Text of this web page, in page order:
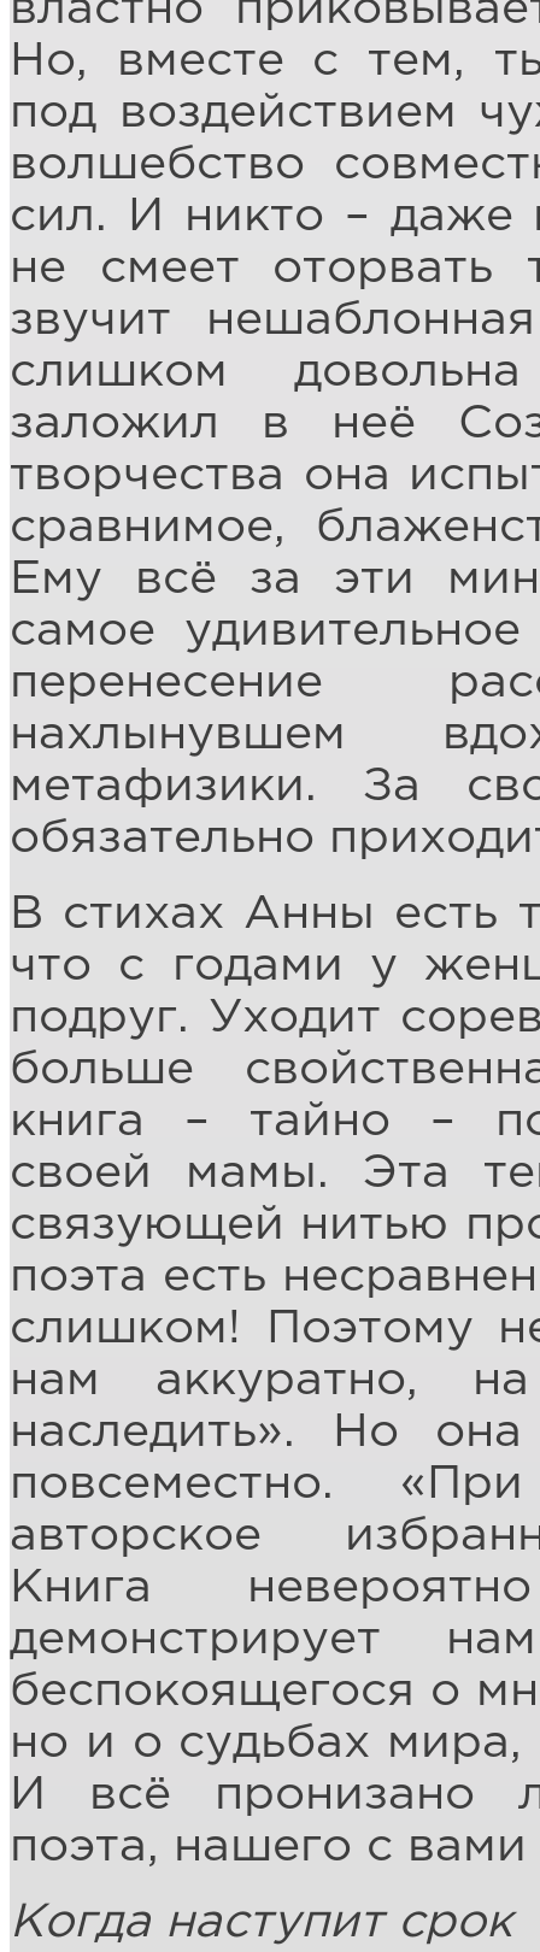
властно
Но, вместе с тем,
под воздействием
волшебство
сил. И никто –
не смеет оторвать
звучит
слишком
заложил в неё
творчества она
сравнимое,
Ему всё за эти
самое
перенесение
нахлынувшем
метафизики. За
обязательно
В стихах Анны есть
что с годами у
подруг. Уходит
больше
книга – тайно –
своей мамы. Эта
связующей нитью
поэта есть
слишком! Поэтому
нам аккуратно,
наследить». Но
повсеместно.
авторское
Книга
демонстрирует
беспокоящегося о
но и о судьбах мира,
И всё пронизано
поэта, нашего с
Когда наступит срок